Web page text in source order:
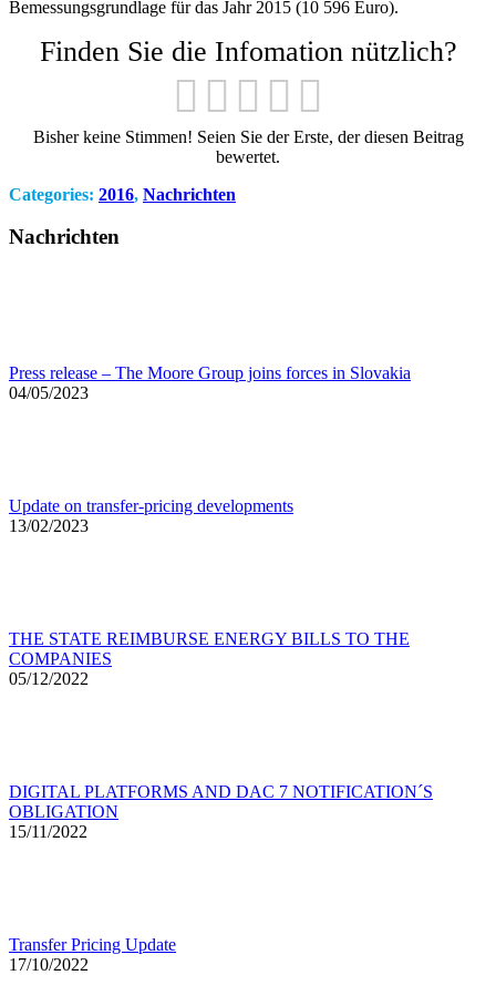
Bemessungsgrundlage für das Jahr 2015 (10 596 Euro).
Finden Sie die Infomation nützlich?
Bisher keine Stimmen! Seien Sie der Erste, der diesen Beitrag
bewertet.
Categories: 2016, Nachrichten
Nachrichten
Press release – The Moore Group joins forces in Slovakia
04/05/2023
Update on transfer-pricing developments
13/02/2023
THE STATE REIMBURSE ENERGY BILLS TO THE
COMPANIES
05/12/2022
DIGITAL PLATFORMS AND DAC 7 NOTIFICATION´S
OBLIGATION
15/11/2022
Transfer Pricing Update
17/10/2022